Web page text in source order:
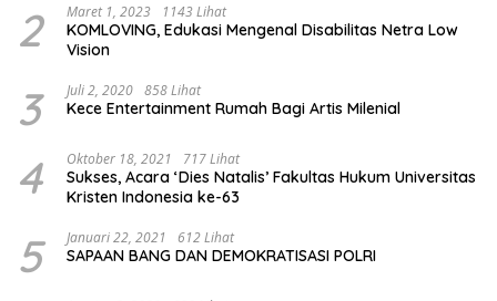
2 Maret 1, 2023 1143 Lihat
KOMLOVING, Edukasi Mengenal Disabilitas Netra Low
Vision
3 Juli 2, 2020 858 Lihat
Kece Entertainment Rumah Bagi Artis Milenial
4 Oktober 18, 2021 717 Lihat
Sukses, Acara ‘Dies Natalis’ Fakultas Hukum Universitas
Kristen Indonesia ke-63
5 Januari 22, 2021 612 Lihat
SAPAAN BANG DAN DEMOKRATISASI POLRI